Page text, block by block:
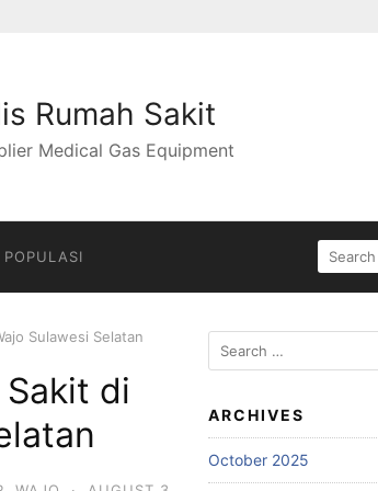
Rumah Sakit
Medical Gas Equipment
POPULASI
SEARCH
FOR:
Sulawesi Selatan
di
Search
for:
ARCHIVES
October 2025